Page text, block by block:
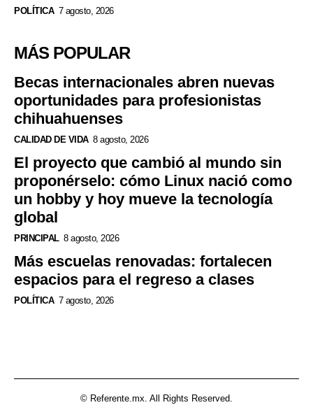
POLÍTICA 7 agosto, 2026
MÁS POPULAR
Becas internacionales abren nuevas
oportunidades para profesionistas
chihuahuenses
CALIDAD DE VIDA 8 agosto, 2026
El proyecto que cambió al mundo sin
proponérselo: cómo Linux nació como
un hobby y hoy mueve la tecnología
global
PRINCIPAL 8 agosto, 2026
Más escuelas renovadas: fortalecen
espacios para el regreso a clases
POLÍTICA 7 agosto, 2026
© Referente.mx. All Rights Reserved.